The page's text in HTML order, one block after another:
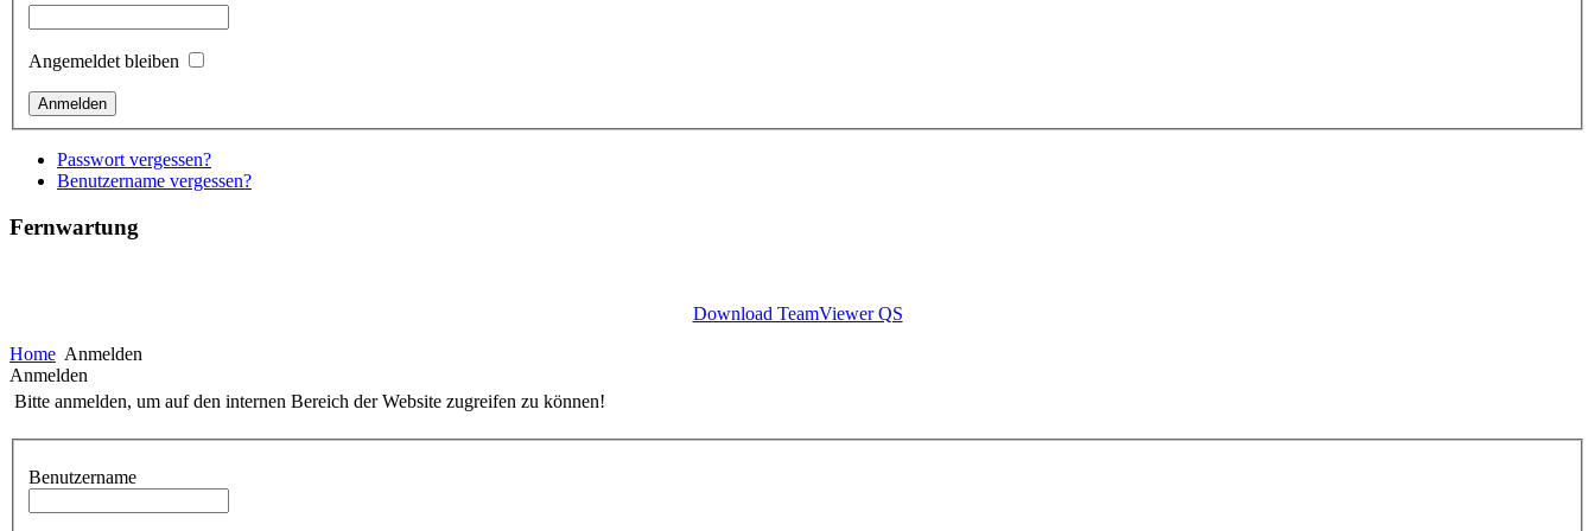
Angemeldet bleiben
Passwort vergessen?
Benutzername vergessen?
Fernwartung
Download TeamViewer QS
Home Anmelden
Anmelden
Bitte anmelden, um auf den internen Bereich der Website zugreifen zu können!
Benutzername